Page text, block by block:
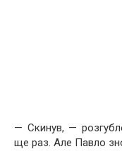
— Скинув, —
ще раз. Але Павло